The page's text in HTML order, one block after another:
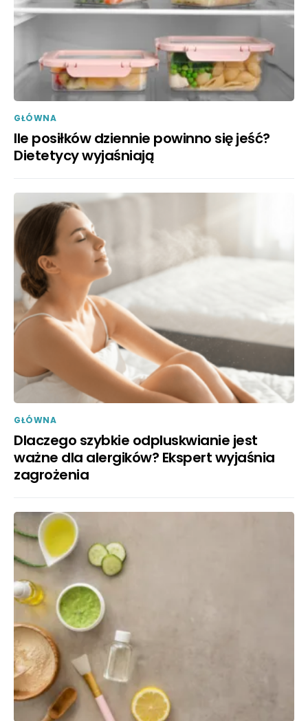
GŁÓWNA
Ile posiłków dziennie powinno się jeść?
Dietetycy wyjaśniają
GŁÓWNA
Dlaczego szybkie odpluskwianie jest
ważne dla alergików? Ekspert wyjaśnia
zagrożenia